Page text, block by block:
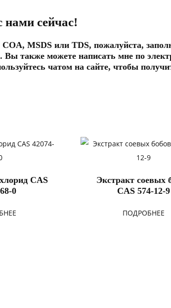
нами сейчас!
MSDS или TDS, пожалуйста,
Вы также можете написать мне по
чатом на сайте, чтобы
CAS
0
Экстракт соевых
CAS 574-12-9
ПОДРОБНЕЕ